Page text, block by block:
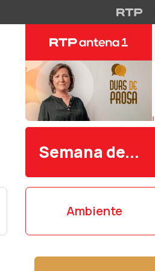
Semana de...
Ambiente